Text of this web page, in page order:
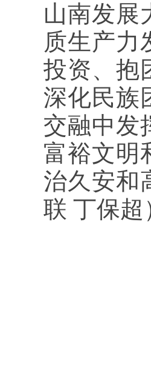
山南发展
质生产力
投资、抱
深化民族
交融中发
富裕文明
治久安和
联 丁保超